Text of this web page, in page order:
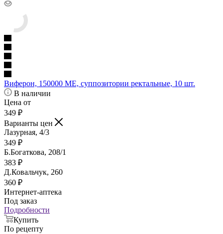
Виферон, 150000 МЕ, суппозитории ректальные, 10 шт.
В наличии
Цена от
349 ₽
Варианты цен
Лазурная, 4/3
349 ₽
Б.Богаткова, 208/1
383 ₽
Д.Ковальчук, 260
360 ₽
Интернет-аптека
Под заказ
Подробности
Купить
По рецепту